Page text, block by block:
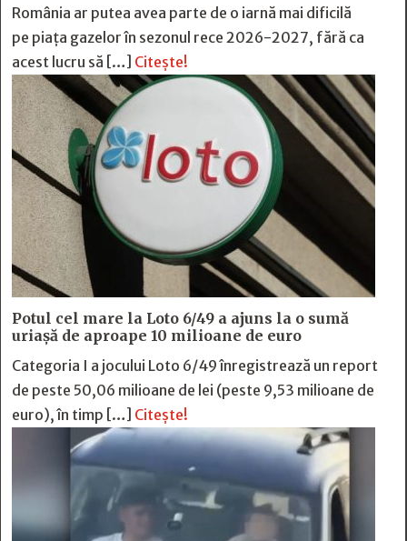
România ar putea avea parte de o iarnă mai dificilă
pe piața gazelor în sezonul rece 2026-2027, fără ca
acest lucru să […] Citește!
Potul cel mare la Loto 6/49 a ajuns la o sumă
uriașă de aproape 10 milioane de euro
Categoria I a jocului Loto 6/49 înregistrează un report
de peste 50,06 milioane de lei (peste 9,53 milioane de
euro), în timp […] Citește!